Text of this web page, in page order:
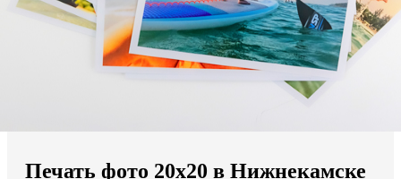
Мы доставляем по всему миру
Печать фото 20х20 в Нижнекамске